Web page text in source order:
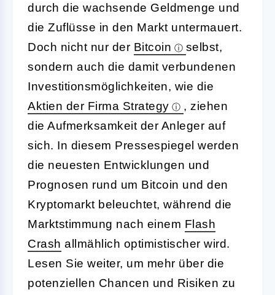
durch die wachsende Geldmenge und
die Zuflüsse in den Markt untermauert.
Doch nicht nur der Bitcoin
selbst,
sondern auch die damit verbundenen
Investitionsmöglichkeiten, wie die
Aktien der Firma Strategy
, ziehen
die Aufmerksamkeit der Anleger auf
sich. In diesem Pressespiegel werden
die neuesten Entwicklungen und
Prognosen rund um Bitcoin und den
Kryptomarkt beleuchtet, während die
Marktstimmung nach einem Flash
Crash allmählich optimistischer wird.
Lesen Sie weiter, um mehr über die
potenziellen Chancen und Risiken zu